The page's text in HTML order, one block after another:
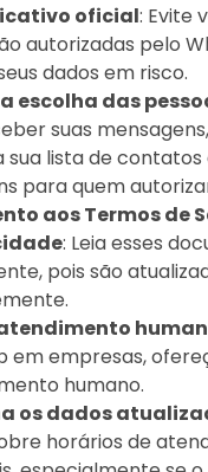
oficial: Evite
autorizadas pelo
dados em risco.
escolha das
suas
sua lista de contatos
para quem
aos Termos de
: Leia esses
pois são
em empresas,
humano.
os dados
horários de